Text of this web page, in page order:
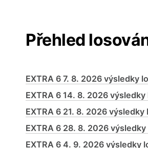
Přehled
EXTRA 6 7. 8. 2026 výsledky
EXTRA 6 14. 8. 2026
EXTRA 6 21. 8. 2026 výsledky
EXTRA 6 28. 8. 2026
EXTRA 6 4. 9. 2026 výsledky